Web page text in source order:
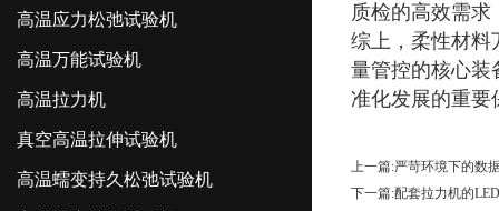
高温应力松弛试验机
高温万能试验机
高温拉力机
真空高温拉伸试验机
高温蠕变持久松弛试验机
质检的高效需
综上，柔性材料
量管控的核心装
准化发展的重要
上一篇:严苛环境下的数
下一篇:配套拉力机的